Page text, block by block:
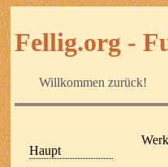
Fellig.org -
Willkommen zurück!
Haupt
Werk